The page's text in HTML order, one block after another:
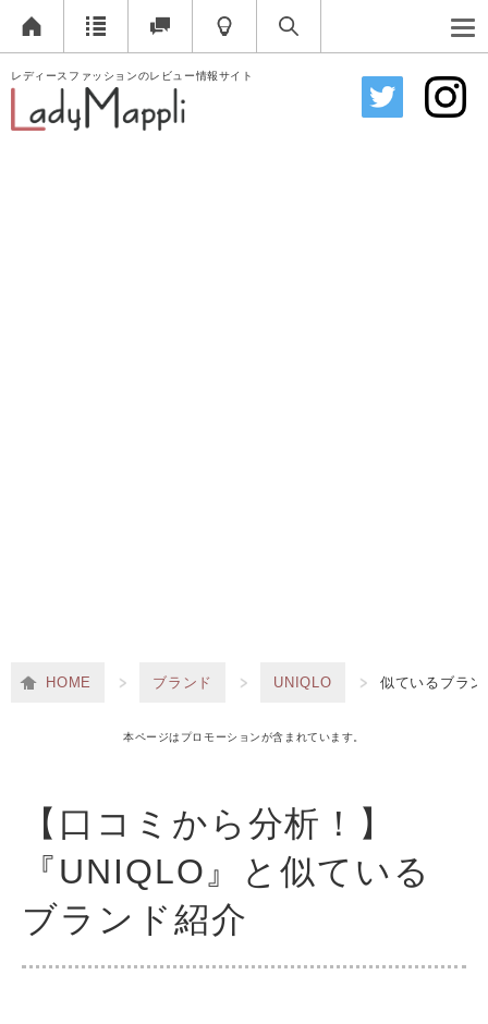
レディースファッションのレビュー情報サイト
HOME ブランド UNIQLO 似ているブラン
本ページはプロモーションが含まれています。
【口コミから分析！】
『UNIQLO』と似ている
ブランド紹介